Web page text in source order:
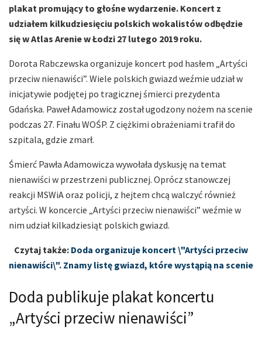
plakat promujący to głośne wydarzenie. Koncert z
udziałem kilkudziesięciu polskich wokalistów odbędzie
się w Atlas Arenie w Łodzi 27 lutego 2019 roku.
Dorota Rabczewska organizuje koncert pod hasłem „Artyści
przeciw nienawiści”. Wiele polskich gwiazd weźmie udział w
inicjatywie podjętej po tragicznej śmierci prezydenta
Gdańska. Paweł Adamowicz został ugodzony nożem na scenie
podczas 27. Finału WOŚP. Z ciężkimi obrażeniami trafił do
szpitala, gdzie zmarł.
Śmierć Pawła Adamowicza wywołała dyskusję na temat
nienawiści w przestrzeni publicznej. Oprócz stanowczej
reakcji MSWiA oraz policji, z hejtem chcą walczyć również
artyści. W koncercie „Artyści przeciw nienawiści” weźmie w
nim udział kilkadziesiąt polskich gwiazd.
Czytaj także: Doda organizuje koncert \"Artyści przeciw
nienawiści\". Znamy listę gwiazd, które wystąpią na scenie
Doda publikuje plakat koncertu
„Artyści przeciw nienawiści”